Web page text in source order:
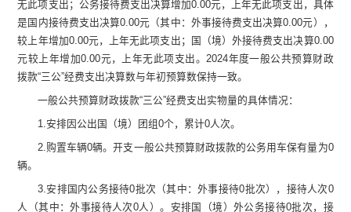
无此项支出 ；公务接待费支出决算增加0.00元， 上年无此项支出， 具体
是国内接待费支出决算0.00元（其中：外事接待费支出决算0.00元），
较上年增加0.00元，上年无此项支出； 国（境）外接待费支出决算0.00
元较上年增加0.00元，上年无此项支出。2024年度一般公共预算财政
拨款“三公”经费支出决算数与年初预算数保持一致。
一般公共预算财政拨款“三公”经费支出实物量的具体情况：
1.安排因公出国（境）团组0个，累计0人次。
2.购置车辆0辆。开支一般公共预算财政拨款的公务用车保有量为0
辆。
3.安排国内公务接待0批次（其中：外事接待0批次），接待人次0
人（其中：外事接待人次0人）。安排国（境）外公务接待0批次，接